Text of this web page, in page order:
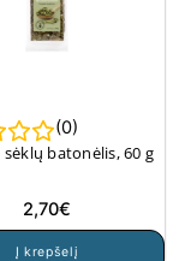
(0)
batonėlis, 60 g
2,70€
Į krepšelį